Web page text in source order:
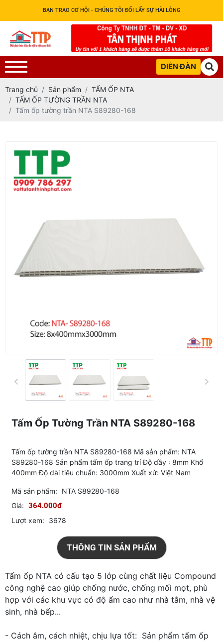
BẠN TRAO CƠ HỘI - CHÚNG TÔI ĐỔI LẤY SỰ HÀI LÒNG
DIỄN ĐÀN
Trang chủ Sản phẩm
TẤM ỐP NTA
TẤM ỐP TƯỜNG TRẦN NTA
Tấm ốp tường trần NTA S89280-168
Tấm Ốp Tường Trần NTA S89280-168
Tấm ốp tường trần NTA S89280-168 Mã sản phẩm: NTA
S89280-168 Sản phẩm tấm ốp trang trí Độ dầy : 8mm Khổ
400mm Độ dài tiêu chuẩn: 3000mm Xuất xứ: Việt Nam
Mã sản phẩm:
NTA S89280-168
Giá: 364.000đ
Lượt xem: 3678
THÔNG TIN SẢN PHẨM
Tấm ốp NTA có cấu tạo 5 lớp cùng chất liệu Compound
công nghệ cao giúp chống nước, chống mối mọt, phù
hợp với các khu vực có độ ẩm cao như nhà tắm, nhà vệ
sinh, nhà bếp...
- Cách âm, cách nhiệt, chịu lựa tốt: Sản phẩm tấm ốp